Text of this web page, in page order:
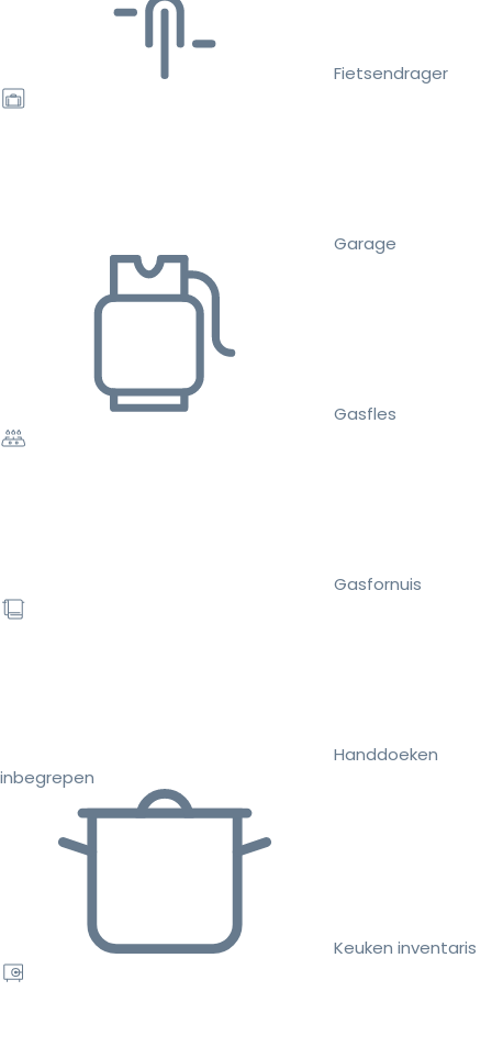
Fietsendrager
Garage
Gasfles
Gasfornuis
Handdoeken
inbegrepen
Keuken inventaris